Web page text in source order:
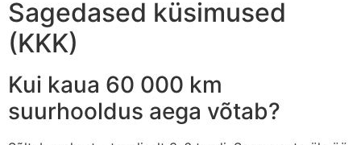
Sagedased küsimused
(KKK)
Kui kaua 60 000 km
suurhooldus aega võtab?